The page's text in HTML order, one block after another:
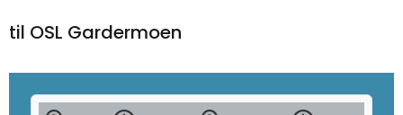
til OSL Gardermoen